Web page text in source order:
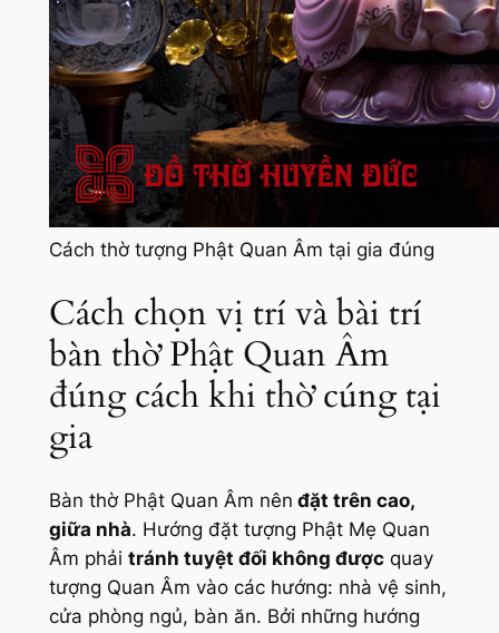
Cách thờ tượng Phật Quan Âm tại gia đúng
Cách chọn vị trí và bài trí
bàn thờ Phật Quan Âm
đúng cách khi thờ cúng tại
gia
Bàn thờ Phật Quan Âm nên đặt trên cao,
giữa nhà. Hướng đặt tượng Phật Mẹ Quan
Âm phải tránh tuyệt đối không đượcquay
tượng Quan Âm vào các hướng: nhà vệ sinh,
cửa phòng ngủ, bàn ăn. Bởi những hướng